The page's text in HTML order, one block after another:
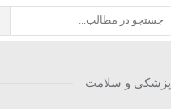
پزشکی و سلامت